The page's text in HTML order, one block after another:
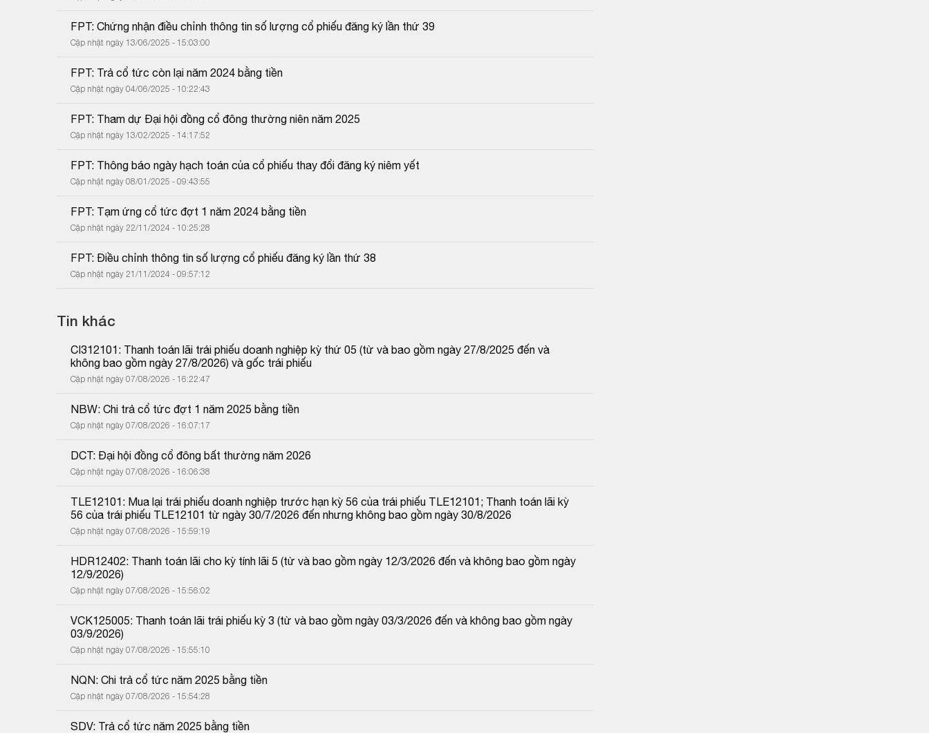
FPT: Chứng nhận điều chỉnh thông tin số lượng cổ phiếu đăng ký lần thứ 39
Cập nhật ngày 13/06/2025 - 15:03:00
FPT: Trả cổ tức còn lại năm 2024 bằng tiền
Cập nhật ngày 04/06/2025 - 10:22:43
FPT: Tham dự Đại hội đồng cổ đông thường niên năm 2025
Cập nhật ngày 13/02/2025 - 14:17:52
FPT: Thông báo ngày hạch toán của cổ phiếu thay đổi đăng ký niêm yết
Cập nhật ngày 08/01/2025 - 09:43:55
FPT: Tạm ứng cổ tức đợt 1 năm 2024 bằng tiền
Cập nhật ngày 22/11/2024 - 10:25:28
FPT: Điều chỉnh thông tin số lượng cổ phiếu đăng ký lần thứ 38
Cập nhật ngày 21/11/2024 - 09:57:12
Tin khác
CI312101: Thanh toán lãi trái phiếu doanh nghiệp kỳ thứ 05 (từ và bao gồm ngày 27/8/2025 đến và
không bao gồm ngày 27/8/2026) và gốc trái phiếu
Cập nhật ngày 07/08/2026 - 16:22:47
NBW: Chi trả cổ tức đợt 1 năm 2025 bằng tiền
Cập nhật ngày 07/08/2026 - 16:07:17
DCT: Đại hội đồng cổ đông bất thường năm 2026
Cập nhật ngày 07/08/2026 - 16:06:38
TLE12101: Mua lại trái phiếu doanh nghiệp trước hạn kỳ 56 của trái phiếu TLE12101; Thanh toán lãi kỳ
56 của trái phiếu TLE12101 từ ngày 30/7/2026 đến nhưng không bao gồm ngày 30/8/2026
Cập nhật ngày 07/08/2026 - 15:59:19
HDR12402: Thanh toán lãi cho kỳ tính lãi 5 (từ và bao gồm ngày 12/3/2026 đến và không bao gồm ngày
12/9/2026)
Cập nhật ngày 07/08/2026 - 15:56:02
VCK125005: Thanh toán lãi trái phiếu kỳ 3 (từ và bao gồm ngày 03/3/2026 đến và không bao gồm ngày
03/9/2026)
Cập nhật ngày 07/08/2026 - 15:55:10
NQN: Chi trả cổ tức năm 2025 bằng tiền
Cập nhật ngày 07/08/2026 - 15:54:28
SDV: Trả cổ tức năm 2025 bằng tiền